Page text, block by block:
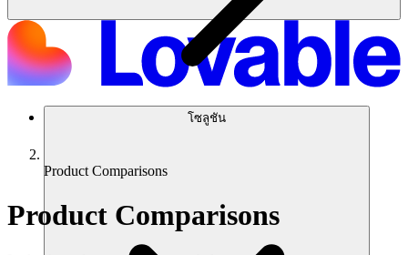
โซลูชัน
Product Comparisons
Product Comparisons